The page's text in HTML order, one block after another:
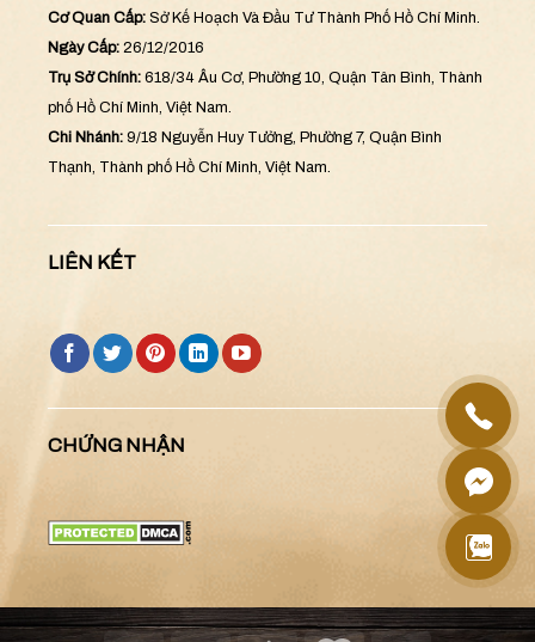
Cơ Quan Cấp: Sở Kế Hoạch Và Đầu Tư Thành Phố Hồ Chí Minh.
Ngày Cấp: 26/12/2016
Trụ Sở Chính: 618/34 Âu Cơ, Phường 10, Quận Tân Bình, Thành
phố Hồ Chí Minh, Việt Nam.
Chi Nhánh: 9/18 Nguyễn Huy Tưởng, Phường 7, Quận Bình
Thạnh, Thành phố Hồ Chí Minh, Việt Nam.
LIÊN KẾT
CHỨNG NHẬN